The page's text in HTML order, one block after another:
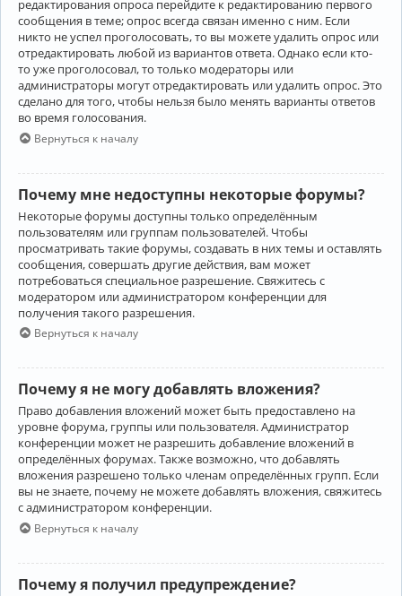
редактирования опроса перейдите к редактированию первого
сообщения в теме; опрос всегда связан именно с ним. Если
никто не успел проголосовать, то вы можете удалить опрос или
отредактировать любой из вариантов ответа. Однако если кто-
то уже проголосовал, то только модераторы или
администраторы могут отредактировать или удалить опрос. Это
сделано для того, чтобы нельзя было менять варианты ответов
во время голосования.
Вернуться к началу
Почему мне недоступны некоторые форумы?
Некоторые форумы доступны только определённым
пользователям или группам пользователей. Чтобы
просматривать такие форумы, создавать в них темы и оставлять
сообщения, совершать другие действия, вам может
потребоваться специальное разрешение. Свяжитесь с
модератором или администратором конференции для
получения такого разрешения.
Вернуться к началу
Почему я не могу добавлять вложения?
Право добавления вложений может быть предоставлено на
уровне форума, группы или пользователя. Администратор
конференции может не разрешить добавление вложений в
определённых форумах. Также возможно, что добавлять
вложения разрешено только членам определённых групп. Если
вы не знаете, почему не можете добавлять вложения, свяжитесь
с администратором конференции.
Вернуться к началу
Почему я получил предупреждение?